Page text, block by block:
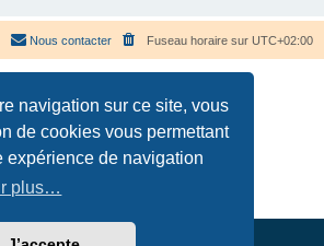
navigation sur ce site, vous
de cookies vous permettant
expérience de navigation
plus…
Fuseau horaire sur UTC+02:00
Nous contacter
phpBB® Forum Software © phpBB Limited
Confidentialité